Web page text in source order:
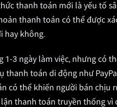
thanh toán mới là yếu tố
thanh toán có thể được
hay không.
1-3 ngày làm việc, nhưng có
thanh toán di động như
có thể khiến người bán chịu
thanh toán truyền thống vì